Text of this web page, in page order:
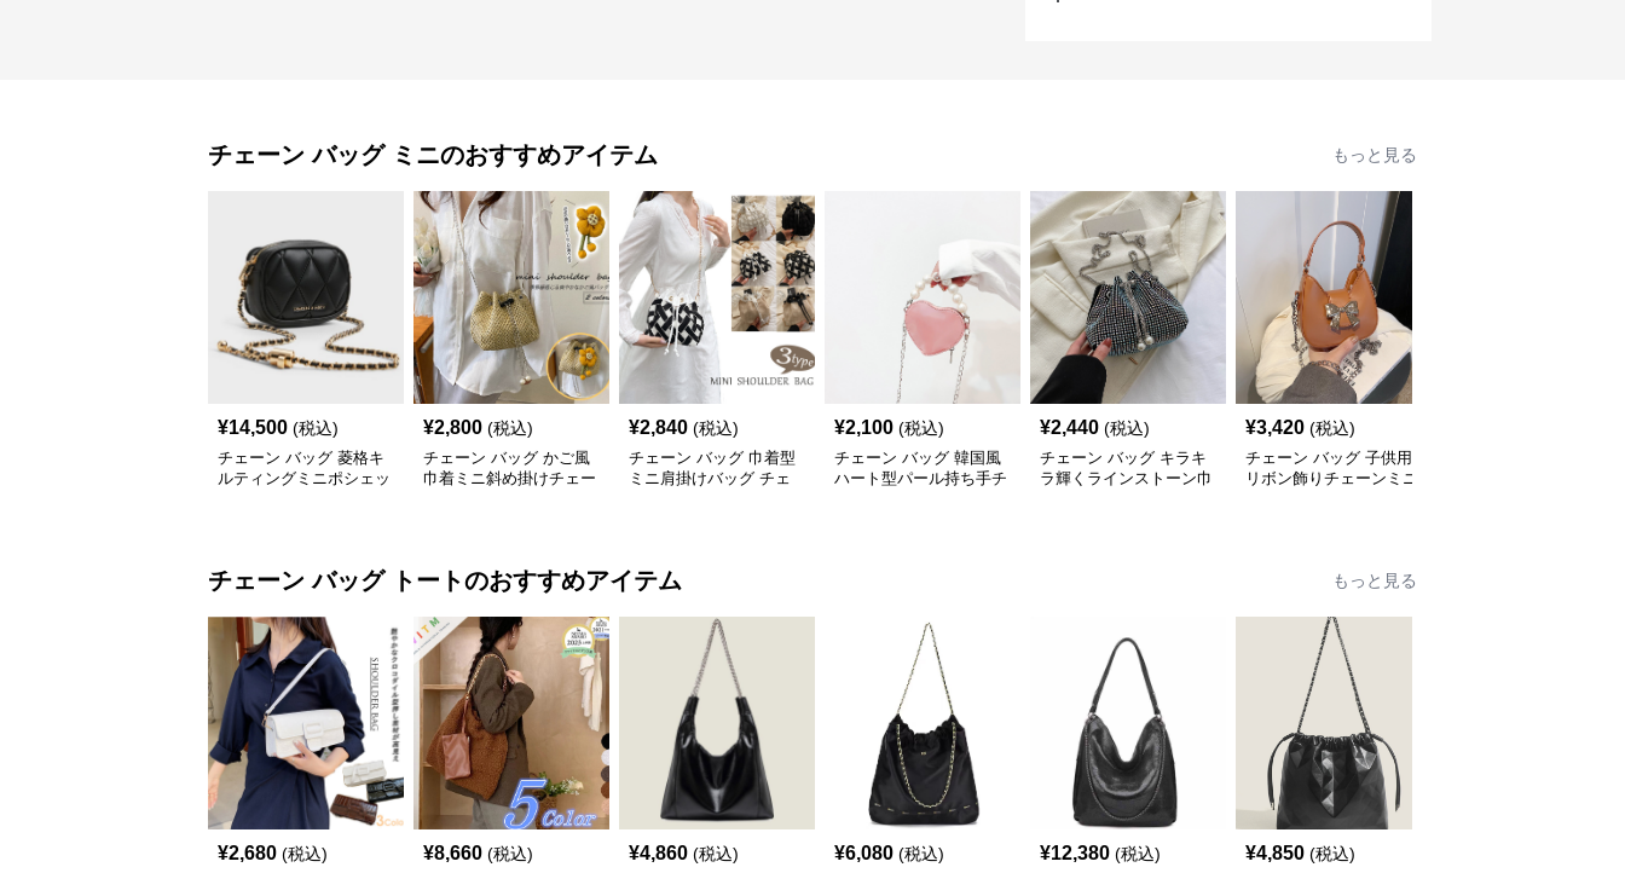
チェーン バッグ ミニのおすすめアイテム もっと見る
¥14,500 (税込)
チェーン バッグ 菱格キ
ルティングミニポシェッ
¥2,800 (税込)
チェーン バッグ かご風
巾着ミニ斜め掛けチェー
¥2,840 (税込)
チェーン バッグ 巾着型
ミニ肩掛けバッグ チェ
¥2,100 (税込)
チェーン バッグ 韓国風
ハート型パール持ち手チ
¥2,440 (税込)
チェーン バッグ キラキ
ラ輝くラインストーン巾
¥3,420 (税込)
チェーン バッグ 子供用
リボン飾りチェーンミニ
チェーン バッグ トートのおすすめアイテム もっと見る
¥2,680 (税込) ¥8,660 (税込) ¥4,860 (税込) ¥6,080 (税込) ¥12,380 (税込) ¥4,850 (税込)